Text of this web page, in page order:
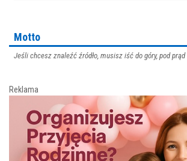
Motto
Jeśli chcesz znaleźć źródło, musisz iść do góry, pod prąd
Reklama